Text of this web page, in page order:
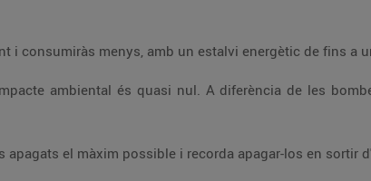
Substitueix les bombetes per uns
Tot i això, prioritza la llum natural,